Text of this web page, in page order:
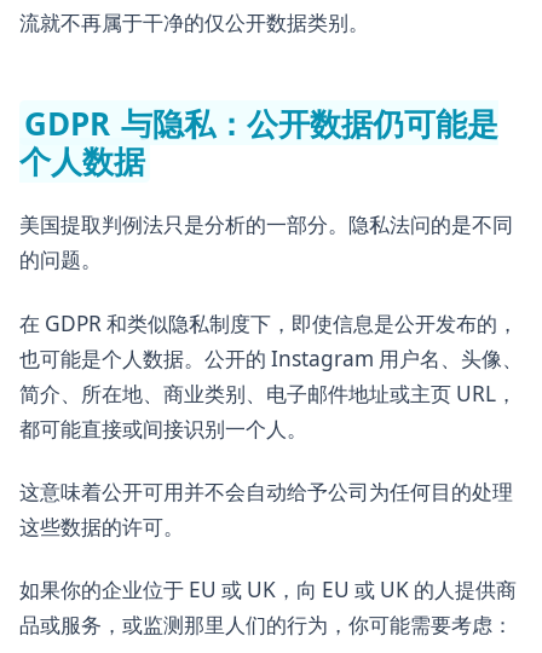
流就不再属于干净的仅公开数据类别。
GDPR 与隐私：公开数据仍可能是
个人数据
美国提取判例法只是分析的一部分。隐私法问的是不同
的问题。
在 GDPR 和类似隐私制度下，即使信息是公开发布的，
也可能是个人数据。公开的 Instagram 用户名、头像、
简介、所在地、商业类别、电子邮件地址或主页 URL，
都可能直接或间接识别一个人。
这意味着公开可用并不会自动给予公司为任何目的处理
这些数据的许可。
如果你的企业位于 EU 或 UK，向 EU 或 UK 的人提供商
品或服务，或监测那里人们的行为，你可能需要考虑：